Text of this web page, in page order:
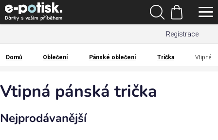
Přejít
na
obsah
Registrace
Hledat
Nákupní
košík
pro
Domů
Domů Oblečení Pánské oblečení Trička Vtipné
Vtipná pánská trička
Nejprodávanější